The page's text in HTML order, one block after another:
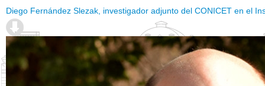
Diego Fernández Slezak, investigador adjunto del CONICET en el